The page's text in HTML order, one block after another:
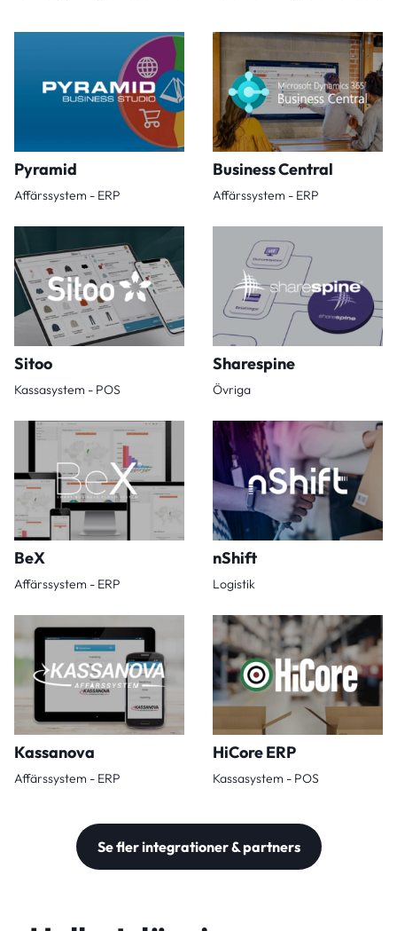
Pyramid
Affärssystem - ERP
Business Central
Affärssystem - ERP
Sitoo
Kassasystem - POS
Sharespine
Övriga
BeX
Affärssystem - ERP
nShift
Logistik
Kassanova
Affärssystem - ERP
HiCore ERP
Kassasystem - POS
Se fler integrationer & partners